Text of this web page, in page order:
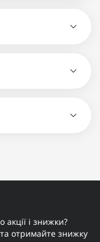
1 шт,
30 грн
Condoms 49 мм 1
татуювання
зберігання
шт,
і знижки?
отримайте знижку